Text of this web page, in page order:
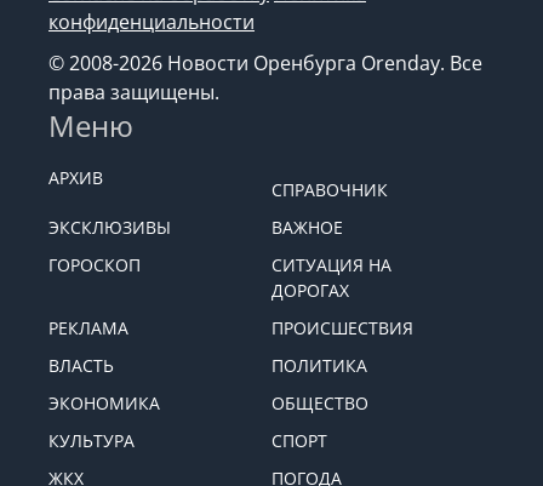
конфиденциальности
© 2008-2026 Новости Оренбурга Orenday. Все
права защищены.
Меню
АРХИВ
СПРАВОЧНИК
ЭКСКЛЮЗИВЫ
ВАЖНОЕ
ГОРОСКОП
СИТУАЦИЯ НА
ДОРОГАХ
РЕКЛАМА
ПРОИСШЕСТВИЯ
ВЛАСТЬ
ПОЛИТИКА
ЭКОНОМИКА
ОБЩЕСТВО
КУЛЬТУРА
СПОРТ
ЖКХ
ПОГОДА